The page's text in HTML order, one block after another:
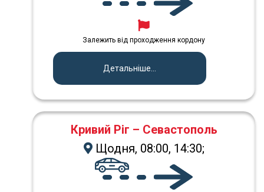
Залежить від проходження кордону
Детальніше...
Кривий Ріг – Севастополь
Щодня, 08:00, 14:30;